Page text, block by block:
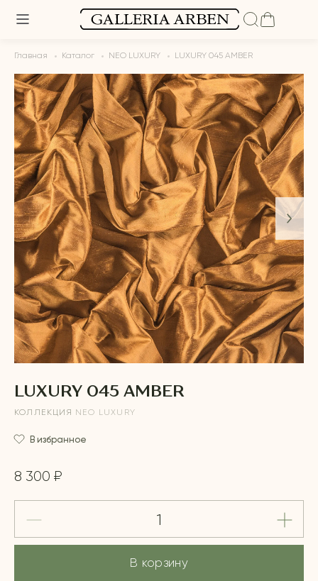
Главная Каталог NEO LUXURY LUXURY 045 AMBER
LUXURY 045 AMBER
КОЛЛЕКЦИЯ NEO LUXURY
В избранное
8 300 ₽
В корзину